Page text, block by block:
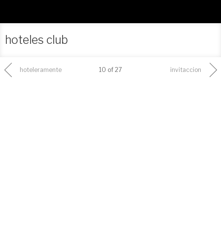
hoteles club
hoteleramente invitaccion
10 of 27